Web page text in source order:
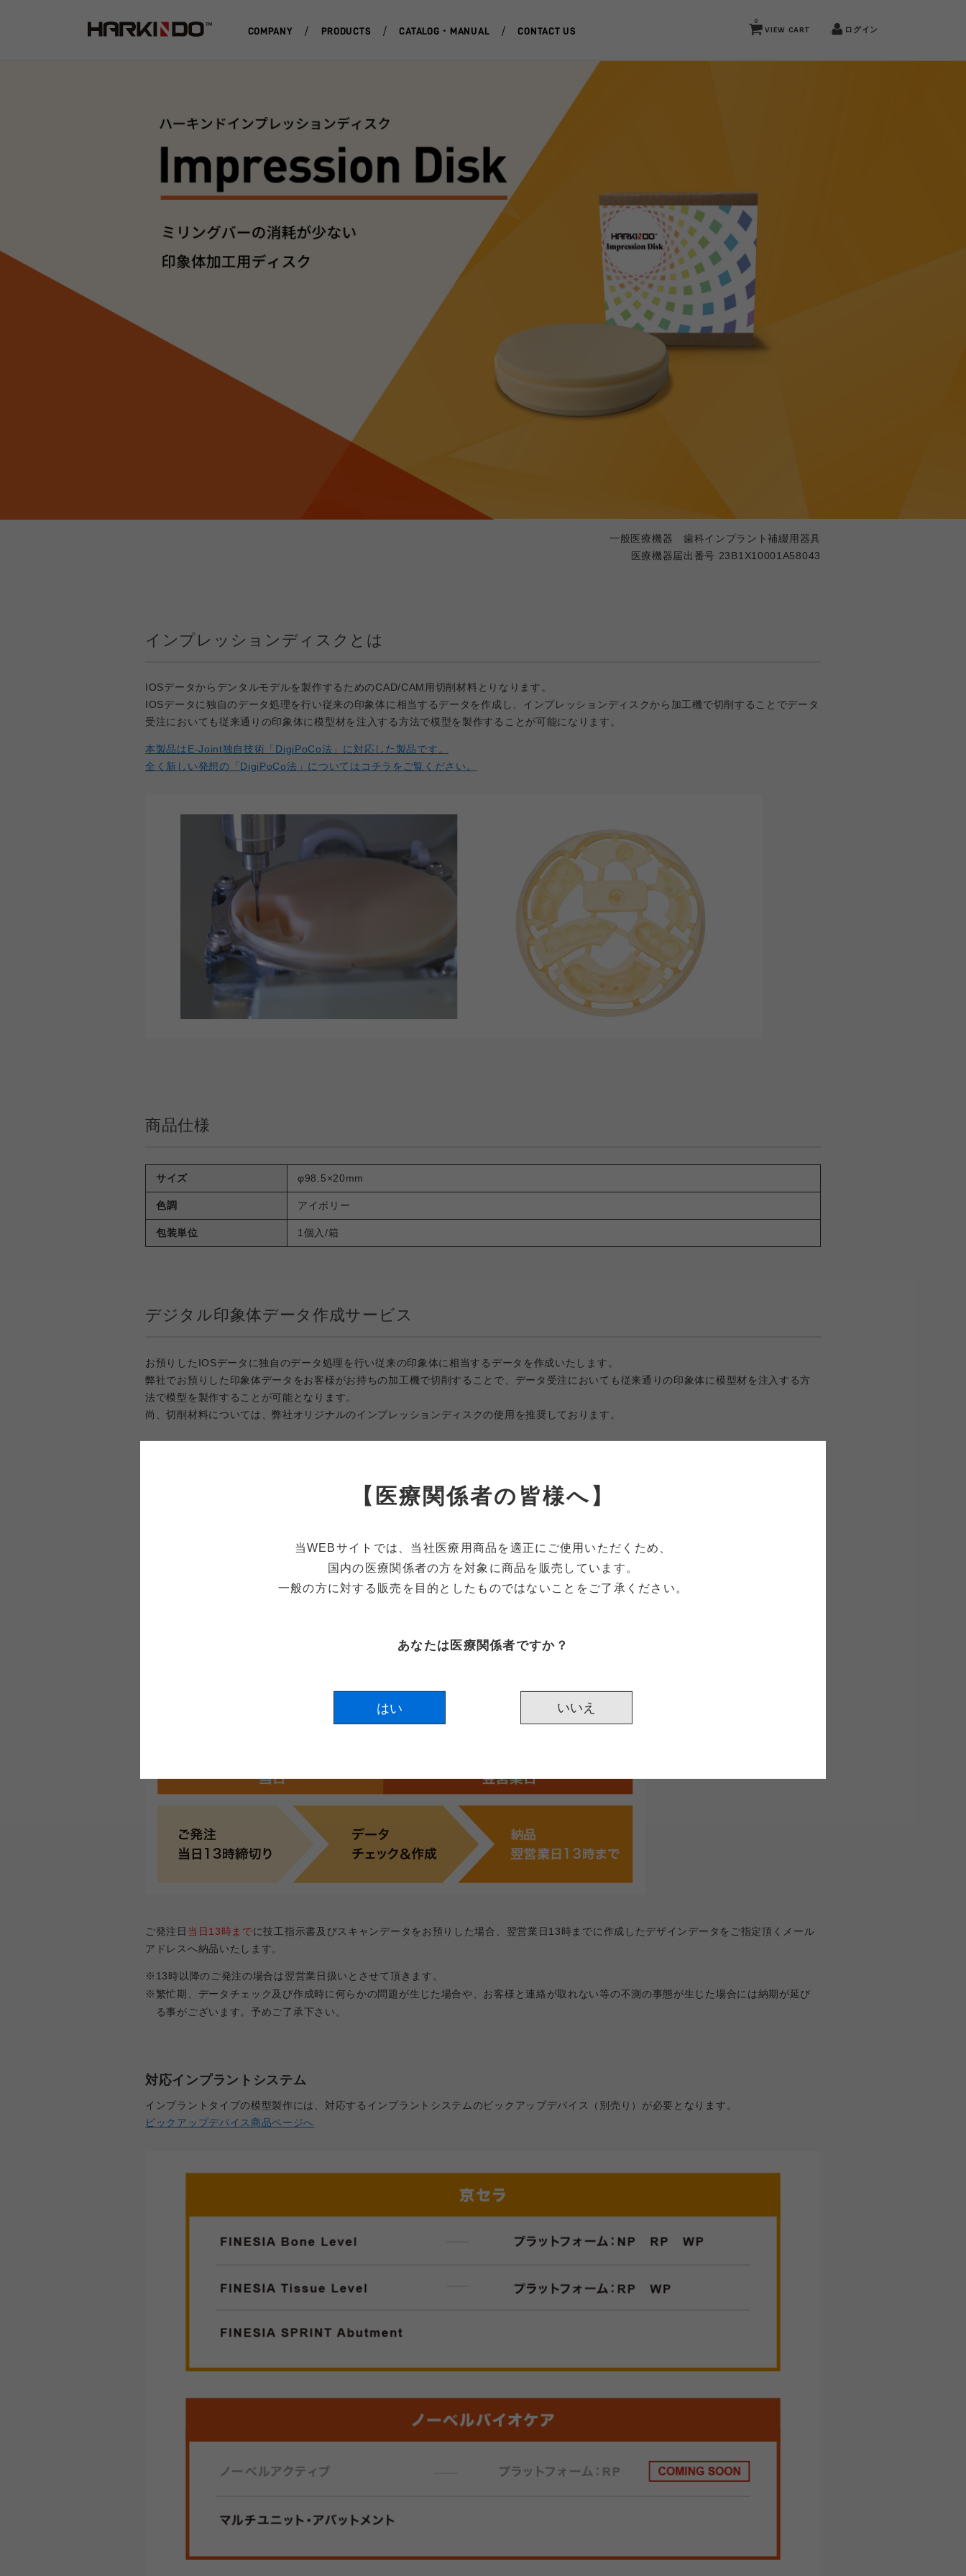
【医療関係者の皆様へ】
当WEBサイトでは、当社医療用商品を適正に ご使用いただくため、
国内の医療関係者の方を対象に商品を販売しています。
一般の方に対する販売を目的としたものではないことをご了承ください。
あなたは医療関係者ですか？
はい
VIEW CART
0
ログイン
COMPANY PRODUCTS CATALOG・MANUAL CONTACT US
一般医療機器 歯科インプラント補綴用器具
医療機器届出番号 23B1X10001A58043
インプレッションディスクとは
IOSデータからデンタルモデルを製作するためのCAD/CAM用切削材料とりなります。
IOSデータに独自のデータ処理を行い従来の印象体に相当するデータを作成し、インプレッションディスクから加工機で切削することでデータ
受注においても従来通りの印象体に模型材を注入する方法で模型を製作することが可能になります。
本製品はE-Joint独自技術「DigiPoCo法」に対応した製品です。
全く新しい発想の「DigiPoCo法」についてはコチラをご覧ください。
商品仕様
サイズ φ98.5×20mm
色調 アイボリー
包装単位 1個入/箱
デジタル印象体データ作成サービス
お預りしたIOSデータに独自のデータ処理を行い従来の印象体に相当するデータを作成いたします。
弊社でお預りした印象体データをお客様がお持ちの加工機で切削することで、データ受注においても従来通りの印象体に模型材を注入する方
法で模型を製作することが可能となります。
尚、切削材料については、弊社オリジナルのインプレッションディスクの使用を推奨しております。
ご発注日 当日13時までに技工指示書及びスキャンデータをお預りした場合、翌営業日13時までに作成したデザインデータをご指定頂くメール
アドレスへ納品いたします。
※ 13時以降のご発注の場合は翌営業日扱いとさせて頂きます。
※繁忙期、データチェック及び作成時に何らかの問題が生じた場合や、お客様と連絡が取れない等の不測の事態が生じた場合には納期が延び
る事がございます。予めご了承下さい。
対応インプラントシステム
インプラントタイプの模型製作には、対応するインプラントシステムのピックアップデバイス（別売り）が必要となります。
ピックアップデバイス商品ページへ